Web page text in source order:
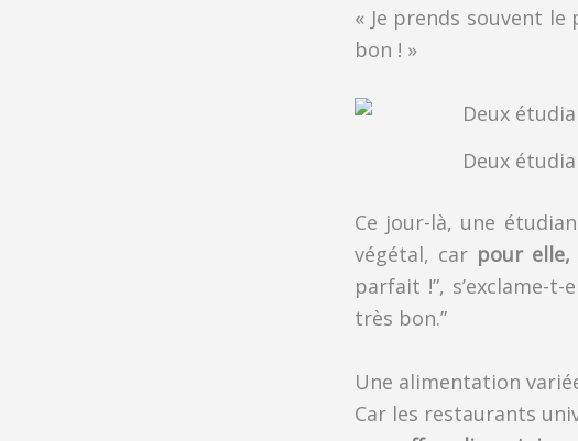
« Je prends souvent le
bon ! »
Deux
Ce jour-là, une
végétal, car pour
parfait !”, s’exclame-
très bon.”
Une alimentation
Car les restaurants